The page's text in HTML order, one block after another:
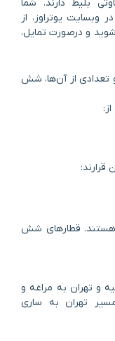
بلیط دارند. شما
یوتراوز، از
و درصورت تمایل،
تخته و تعدادی از آن‌ها، شش
هستند. قطارهای شش
و تهران به مراغه و
تهران به ساری